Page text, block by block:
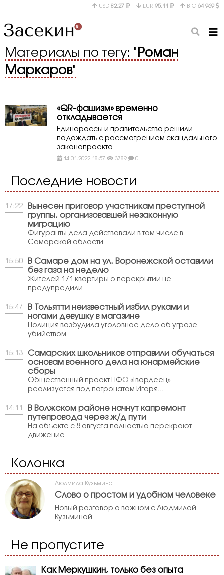
USD 82.27 EUR 95.11 BTC 64 969
Материалы по тегу: " Роман
Маркаров"
«QR-фашизм» временно
откладывается
Единороссы и правительство решили
подождать с рассмотрением скандального
законопроекта
14.01.2022 18:57 3789 0
Последние новости
17:22
Вынесен приговор участникам преступной
группы, организовавшей незаконную
миграцию
Фигуранты дела действовали в том числе в
Самарской области
15:50
В Самаре дом на ул. Воронежской оставили
без газа на неделю
Жителей 171 квартиры о перекрытии не
предупредили
15:47
В Тольятти неизвестный избил руками и
ногами девушку в магазине
Полиция возбудила уголовное дело об угрозе
убийством
15:13
Самарских школьников отправили обучаться
основам военного дела на юнармейские
сборы
Общественный проект ПФО «Гвардеец»
реализуется под патронатом Игоря...
14:11
В Волжском районе начнут капремонт
путепровода через ж/д пути
На объекте с 8 августа полностью перекроют
движение
Колонка
Людмила Кузьмина
Слово о простом и удобном человеке
Новый разговор о важном с Людмилой
Кузьминой
Не пропустите
Как Меркушкин, только без опыта